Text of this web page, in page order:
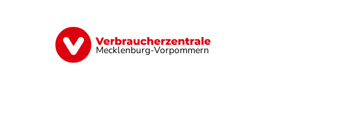
Mecklenburg-Vorpommern
Finanzen Digitales Lebensmittel